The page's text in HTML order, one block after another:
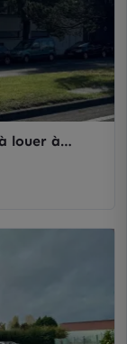
louer à